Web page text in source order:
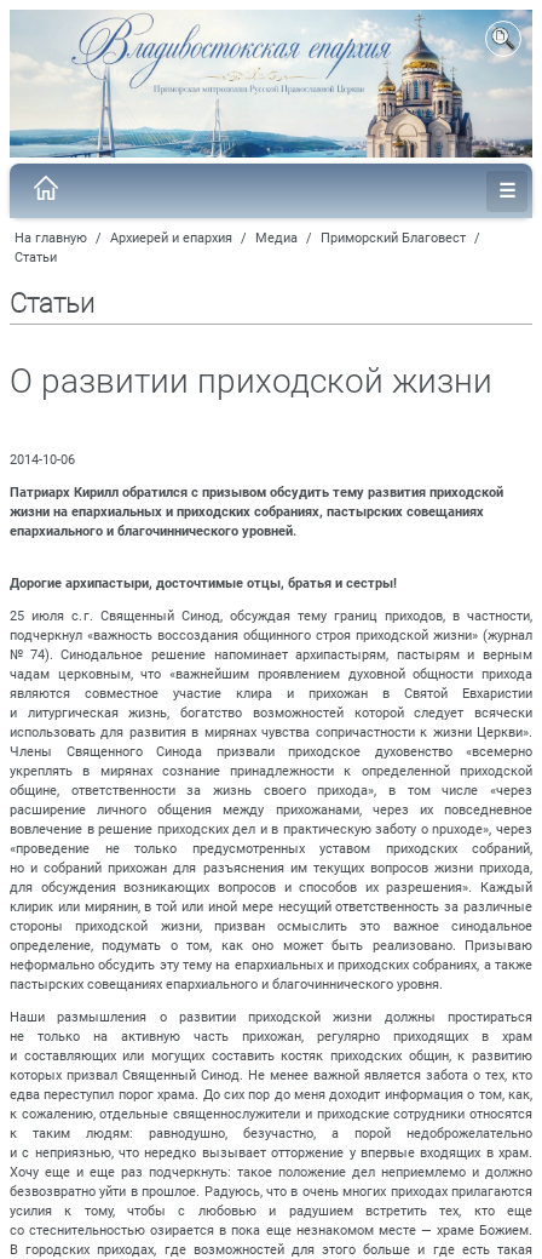
На главную / Архиерей и епархия / Медиа / Приморский Благовест /
Статьи
Статьи
О развитии приходской жизни
2014-10-06
Патриарх Кирилл обратился с призывом обсудить тему развития приходской
жизни на епархиальных и приходских собраниях, пастырских совещаниях
епархиального и благочиннического уровней.
Дорогие архипастыри, досточтимые отцы, братья и сестры!
25 июля с. г. Священный Синод, обсуждая тему границ приходов, в частности,
подчеркнул «важность воссоздания общинного строя приходской жизни» (журнал
№ 74). Синодальное решение напоминает архипастырям, пастырям и верным
чадам церковным, что «важнейшим проявлением духовной общности прихода
являются совместное участие клира и прихожан в Святой Евхаристии
и литургическая жизнь, богатство возможностей которой следует всячески
использовать для развития в мирянах чувства сопричастности к жизни Церкви».
Члены Священного Синода призвали приходское духовенство «всемерно
укреплять в мирянах сознание принадлежности к определенной приходской
общине, ответственности за жизнь своего прихода», в том числе «через
расширение личного общения между прихожанами, через их повседневное
вовлечение в решение приходских дел и в практическую заботу о npuxoдe», через
«проведение не только предусмотренных уставом приходских собраний,
но и собраний прихожан для разъяснения им текущих вопросов жизни прихода,
для обсуждения возникающих вопросов и способов их разрешения». Каждый
клирик или мирянин, в той или иной мере несущий ответственность за различные
стороны приходской жизни, призван осмыслить это важное синодальное
определение, подумать о том, как оно может быть реализовано. Призываю
неформально обсудить эту тему на епархиальных и приходских собраниях, а также
пастырских совещаниях епархиального и благочиннического уровня.
Наши размышления о развитии приходской жизни должны простираться
не только на активную часть прихожан, регулярно приходящих в храм
и составляющих или могущих составить костяк приходских общин, к развитию
которых призвал Священный Синод. Не менее важной является забота о тех, кто
едва переступил порог храма. До сих пор до меня доходит информация о том, как,
к сожалению, отдельные священнослужители и приходские сотрудники относятся
к таким людям: равнодушно, безучастно, а порой недоброжелательно
и с неприязнью, что нередко вызывает отторжение у впервые входящих в храм.
Хочу еще и еще раз подчеркнуть: такое положение дел неприемлемо и должно
безвозвратно уйти в прошлое. Радуюсь, что в очень многих приходах прилагаются
усилия к тому, чтобы с любовью и радушием встретить тех, кто еще
со стеснительностью озирается в пока еще незнакомом месте — храме Божием.
В городских приходах, где возможностей для этого больше и где есть такая